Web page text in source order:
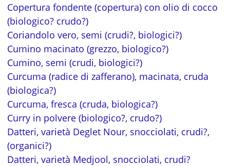
Copertura fondente (copertura) con olio di cocco
(biologico? crudo?)
Coriandolo vero, semi (crudi?, biologici?)
Cumino macinato (grezzo, biologico?)
Cumino, semi (crudi, biologici?)
Curcuma (radice di zafferano), macinata, cruda
(biologica?)
Curcuma, fresca (cruda, biologica?)
Curry in polvere (biologico?, crudo?)
Datteri, varietà Deglet Nour, snocciolati, crudi?,
(organici?)
Datteri, varietà Medjool, snocciolati, crudi?